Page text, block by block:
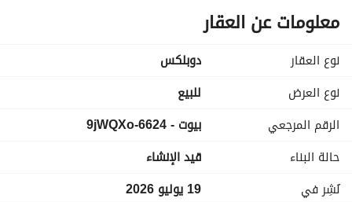
مقسمة الى
(4غرفه + 4حمام + ريسبشن + مطبخ كبير + تراس)
وقسط الباقى اقساط متساويه على 10سنين بدون فوائد
للجدية بالشراء او للاستفسار او للمعاينة برجاء الاتصال:
عرض معلومات الاتصال
معلومات عن العقار
نوع العقار
دوبلكس
نوع العرض
للبيع
الرقم المرجعي
بيوت - 6624-9jWQXo
حالة البناء
قيد الإنشاء
نُشِر في
19 يوليو 2026